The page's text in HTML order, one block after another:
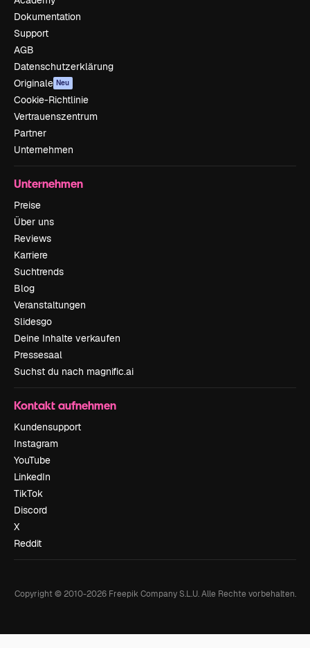
Dokumentation
Support
AGB
Datenschutzerklärung
Originale Neu
Cookie-Richtlinie
Vertrauenszentrum
Partner
Unternehmen
Unternehmen
Preise
Über uns
Reviews
Karriere
Suchtrends
Blog
Veranstaltungen
Slidesgo
Deine Inhalte verkaufen
Pressesaal
Suchst du nach magnific.ai
Kontakt aufnehmen
Kundensupport
Instagram
YouTube
LinkedIn
TikTok
Discord
X
Reddit
Copyright © 2010-2026Freepik Company S.L.U. Alle Rechte vorbehalten.